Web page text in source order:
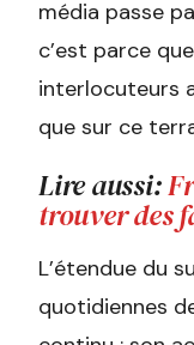
média passe
c’est parce
interlocuteurs
que sur ce
Lire aussi:
trouver des
L’étendue du
quotidiennes